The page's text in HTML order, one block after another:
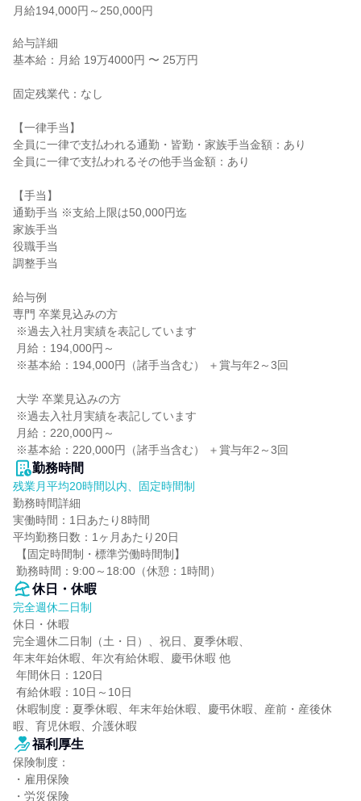
月給194,000円～250,000円
給与詳細
基本給：月給 19万4000円 〜 25万円
固定残業代：なし
【一律手当】
全員に一律で支払われる通勤・皆勤・家族手当金額：あり
全員に一律で支払われるその他手当金額：あり
【手当】
通勤手当 ※支給上限は50,000円迄
家族手当
役職手当
調整手当
給与例
専門 卒業見込みの方
※基本給：220,000円（諸手当含む） ＋賞与年2～3回
勤務時間
残業月平均20時間以内、固定時間制
勤務時間詳細
実働時間：1日あたり8時間
平均勤務日数：1ヶ月あたり20日
勤務時間：9:00～18:00（休憩：1時間）
休日・休暇
完全週休二日制
休日・休暇
完全週休二日制（土・日）、祝日、夏季休暇、
年末年始休暇、年次有給休暇、慶弔休暇 他
暇、育児休暇、介護休暇
福利厚生
保険制度：
・雇用保険
・労災保険